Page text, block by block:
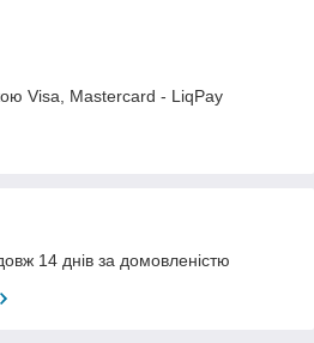
Visa, Mastercard - LiqPay
14 днів за домовленістю